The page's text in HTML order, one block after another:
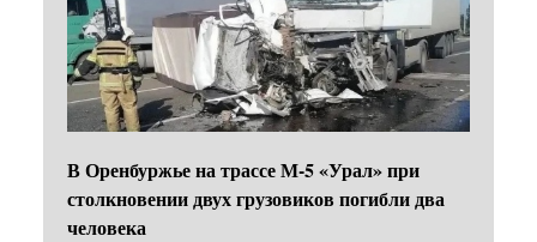
В Оренбуржье на трассе М-5 «Урал» при
столкновении двух грузовиков погибли два
человека